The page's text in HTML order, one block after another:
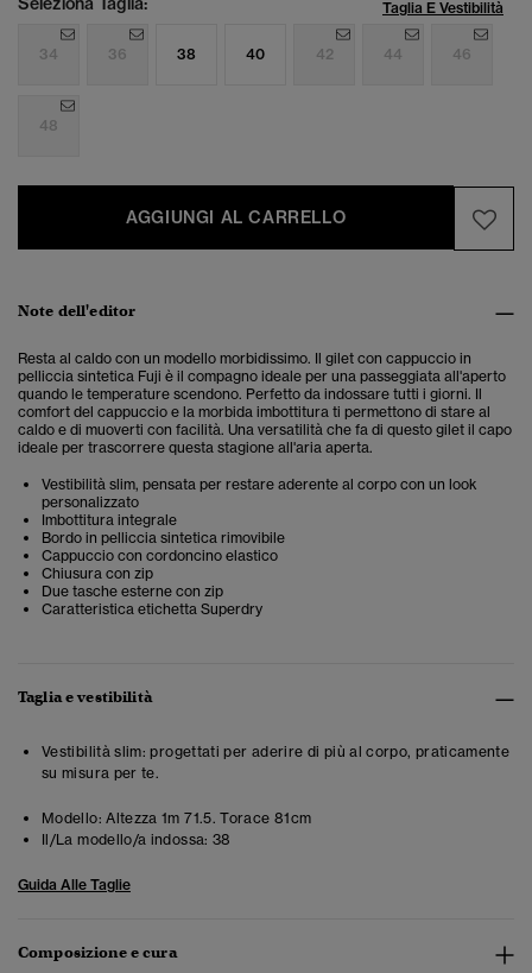
Taglia E Vestibilità
34 36 38 40 42 44 46
48
AGGIUNGI AL CARRELLO
Note dell'editor
Resta al caldo con un modello morbidissimo. Il gilet con cappuccio in
pelliccia sintetica Fuji è il compagno ideale per una passeggiata all'aperto
quando le temperature scendono. Perfetto da indossare tutti i giorni. Il
comfort del cappuccio e la morbida imbottitura ti permettono di stare al
caldo e di muoverti con facilità. Una versatilità che fa di questo gilet il capo
ideale per trascorrere questa stagione all'aria aperta.
Vestibilità slim, pensata per restare aderente al corpo con un look
personalizzato
Imbottitura integrale
Bordo in pelliccia sintetica rimovibile
Cappuccio con cordoncino elastico
Chiusura con zip
Due tasche esterne con zip
Caratteristica etichetta Superdry
Taglia e vestibilità
Vestibilità slim: progettati per aderire di più al corpo, praticamente
su misura per te.
Modello: Altezza 1m 71.5. Torace 81cm
Il/La modello/a indossa: 38
Guida Alle Taglie
Composizione e cura